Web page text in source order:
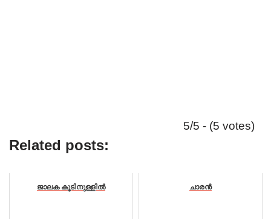
5/5 - (5 votes)
Related posts:
ജാലക കൂടിനുള്ളിൽ ചാരൻ